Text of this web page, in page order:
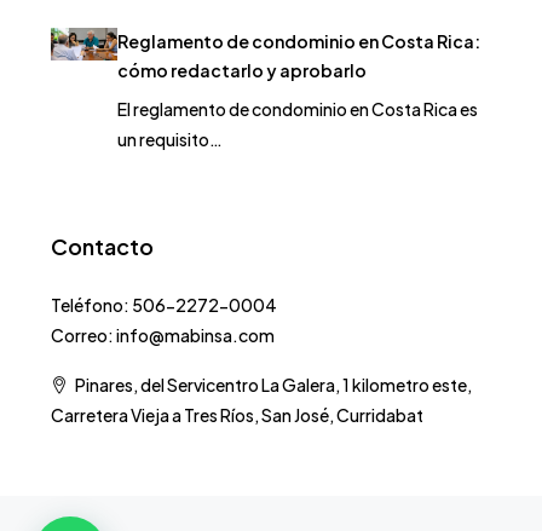
Reglamento de condominio en Costa Rica:
cómo redactarlo y aprobarlo
El reglamento de condominio en Costa Rica es
un requisito…
Contacto
Teléfono: 506-2272-0004
Correo: info@mabinsa.com
Pinares, del Servicentro La Galera, 1 kilometro este,
Carretera Vieja a Tres Ríos, San José, Curridabat